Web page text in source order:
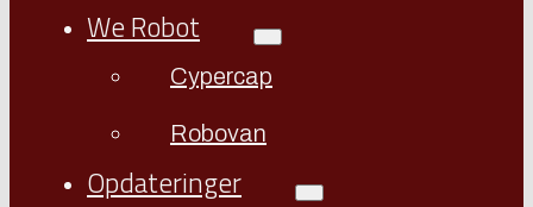
We Robot
Cypercap
Robovan
Opdateringer